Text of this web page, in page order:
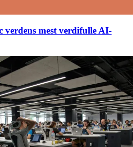
verdens mest verdifulle AI-